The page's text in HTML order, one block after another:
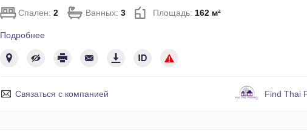
Спален: 2 Ванных: 3 Площадь: 162 м²
Подробнее
Связаться с компанией Find Thai